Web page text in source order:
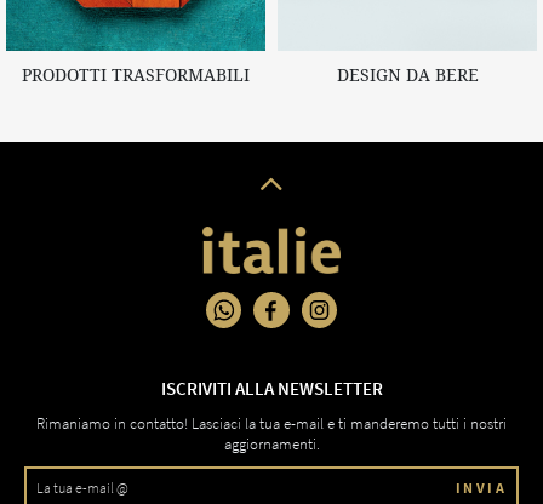
PRODOTTI TRASFORMABILI DESIGN DA BERE
ISCRIVITI ALLA NEWSLETTER
Rimaniamo in contatto! Lasciaci la tua e-mail e ti manderemo tutti i nostri
aggiornamenti.
INVIA